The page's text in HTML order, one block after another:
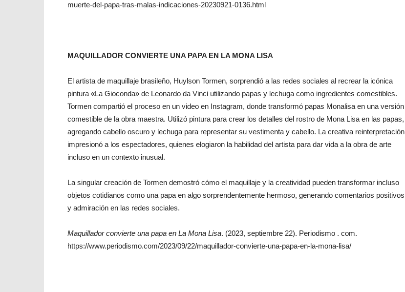
muerte-del-papa-tras-malas-indicaciones-20230921-0136.html
MAQUILLADOR CONVIERTE UNA PAPA EN LA MONA LISA
El artista de maquillaje brasileño, Huylson Tormen, sorprendió a las redes sociales al recrear la icónica
pintura «La Gioconda» de Leonardo da Vinci utilizando papas y lechuga como ingredientes comestibles.
Tormen compartió el proceso en un video en Instagram, donde transformó papas Monalisa en una versión
comestible de la obra maestra. Utilizó pintura para crear los detalles del rostro de Mona Lisa en las papas,
agregando cabello oscuro y lechuga para representar su vestimenta y cabello. La creativa reinterpretación
impresionó a los espectadores, quienes elogiaron la habilidad del artista para dar vida a la obra de arte
incluso en un contexto inusual.
La singular creación de Tormen demostró cómo el maquillaje y la creatividad pueden transformar incluso
objetos cotidianos como una papa en algo sorprendentemente hermoso, generando comentarios positivos
y admiración en las redes sociales.
Maquillador convierte una papa en La Mona Lisa. (2023, septiembre 22). Periodismo . com.
https://www.periodismo.com/2023/09/22/maquillador-convierte-una-papa-en-la-mona-lisa/